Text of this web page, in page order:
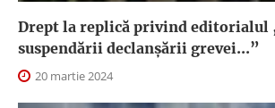
Drept la replică privind editorialul
suspendării declanşării grevei...”
20 martie 2024